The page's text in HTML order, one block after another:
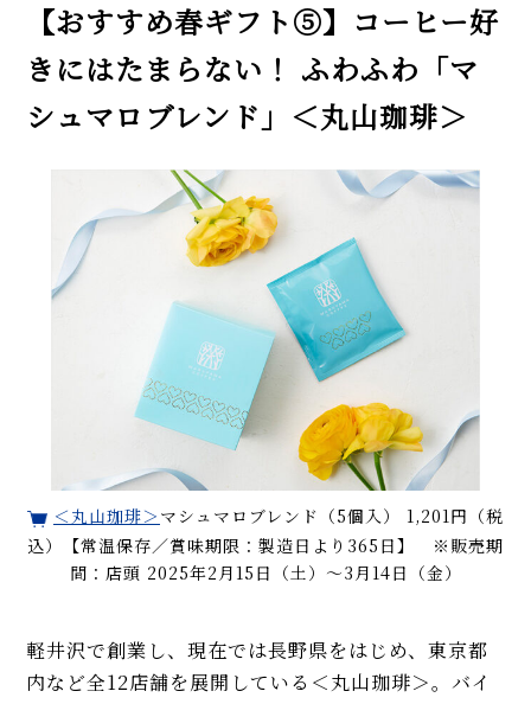
【おすすめ春ギフト⑤】コーヒー好
きにはたまらない！ ふわふわ「マ
シュマロブレンド」＜丸山珈琲＞
＜丸山珈琲＞ マシュマロブレンド（5個入） 1,201円（税
込）【常温保存／賞味期限：製造日より365日】 ※販売期
間：店頭 2025年2月15日（土）～3月14日（金）
軽井沢で創業し、現在では長野県をはじめ、東京都
内など全12店舗を展開している＜丸山珈琲＞。バイ